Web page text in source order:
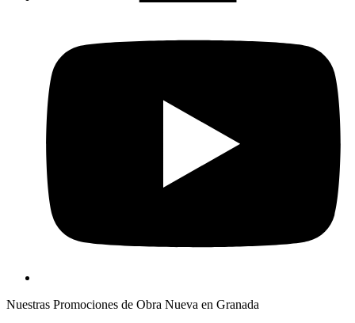
Nuestras Promociones de Obra Nueva en Granada